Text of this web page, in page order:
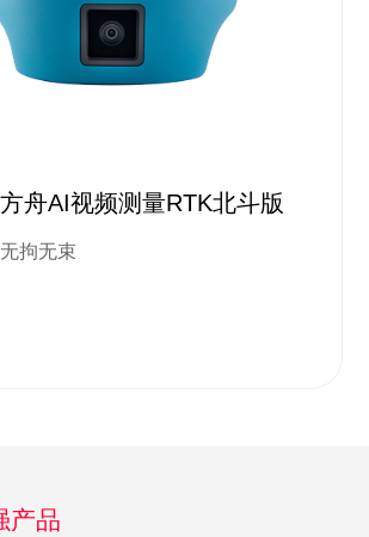
舟AI视频测量RTK北斗版
拘无束
产品